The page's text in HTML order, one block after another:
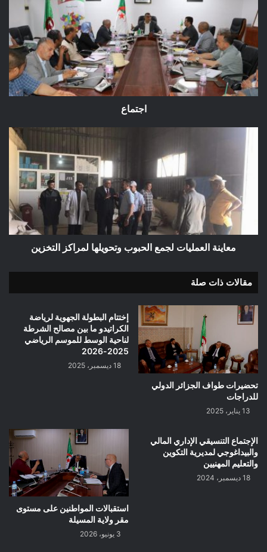
اجتماع
لمراكز
التخزين
معاينة العمليات لجمع الحبوب وتحويلها لمراكز التخزين
مقالات ذات صلة
تحضيرات طواف الجزائر الدولي
للدراجات
13 يناير، 2025
إختتام البطولة الجهوية لرياضة
الكراتيدو ما بين مصالح الشرطة
لناحية الوسط للموسم الرياضي
2025-2026
18 ديسمبر، 2025
الإجتماع التنسيقي الإداري المالي
والبيداغوجي لمديرية التكوين
والتعليم المهنيين
18 ديسمبر، 2024
استقبالات المواطنين على مستوى
مقر ولاية المسيلة
3 يونيو، 2026